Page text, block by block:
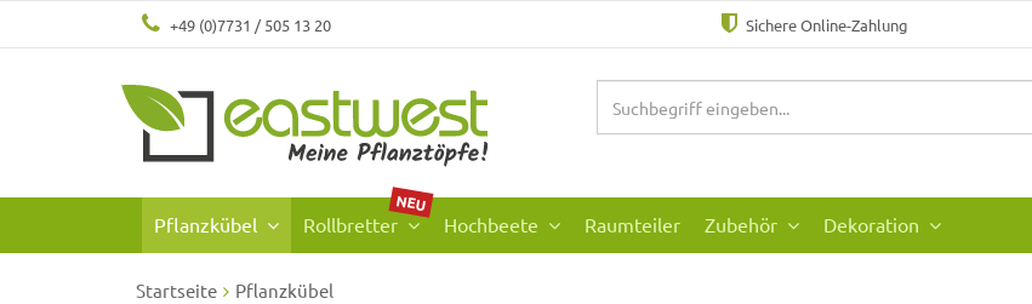
+49 (0)7731 / 505 13 20 Sichere Online-Zahlung
Pflanzkübel Rollbretter
NEU
Hochbeete Raumteiler Zubehör Dekoration
Startseite Pflanzkübel